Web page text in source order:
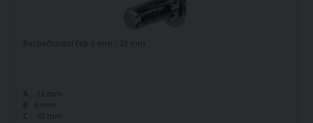
Bezpečnostní čep 6 mm / 23 mm
A :
23 mm
B: 6 mm
C :
10 mm